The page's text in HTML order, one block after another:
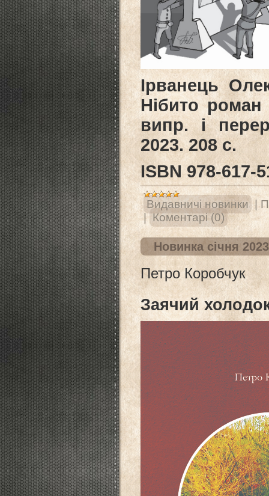
Ірванець
Нібито
випр. і
2023. 208 с.
ISВN 978-617-
Видавничі новинки |
| Коментарі (0)
Новинка січня
Петро Коробчук
Заячий